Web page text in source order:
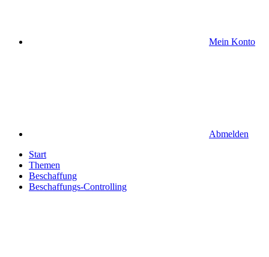
Mein Konto
Abmelden
Start
Themen
Beschaffung
Beschaffungs-Controlling